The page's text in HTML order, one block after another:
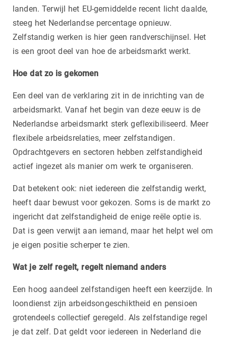
landen. Terwijl het EU-gemiddelde recent licht daalde,
steeg het Nederlandse percentage opnieuw.
Zelfstandig werken is hier geen randverschijnsel. Het
is een groot deel van hoe de arbeidsmarkt werkt.
Hoe dat zo is gekomen
Een deel van de verklaring zit in de inrichting van de
arbeidsmarkt. Vanaf het begin van deze eeuw is de
Nederlandse arbeidsmarkt sterk geflexibiliseerd. Meer
flexibele arbeidsrelaties, meer zelfstandigen.
Opdrachtgevers en sectoren hebben zelfstandigheid
actief ingezet als manier om werk te organiseren.
Dat betekent ook: niet iedereen die zelfstandig werkt,
heeft daar bewust voor gekozen. Soms is de markt zo
ingericht dat zelfstandigheid de enige reële optie is.
Dat is geen verwijt aan iemand, maar het helpt wel om
je eigen positie scherper te zien.
Wat je zelf regelt, regelt niemand anders
Een hoog aandeel zelfstandigen heeft een keerzijde. In
loondienst zijn arbeidsongeschiktheid en pensioen
grotendeels collectief geregeld. Als zelfstandige regel
je dat zelf. Dat geldt voor iedereen in Nederland die